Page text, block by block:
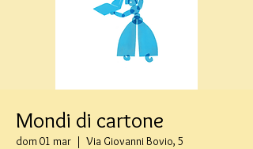
Mondi di cartone
dom 01 mar
  |
Via Giovanni Bovio, 5